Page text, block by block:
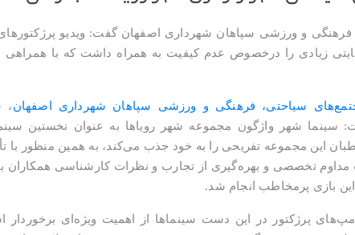
و ورزشی سپاهان شهرداری اصفهان گفت: ویدیو
نارضایتی‌ زیادی را درخصوص عدم کیفیت به همراه داشت که با
سیاحتی، فرهنگی و ورزشی سپاهان شهرداری اصفهان،
سینما شهر واژگون مجموعه شهر رویاها به عنوان نخستین
این مجموعه تفریحی را به خود جذب می‌کند، به همین منظور با
مداوم تخصصی و بهره‌گیری از تجارب و نظرات کارشناسی
بازی پرمخاطب انجام شد.
پرژکتور در این دست سینماها از اهمیت ویژه‌ای برخوردار